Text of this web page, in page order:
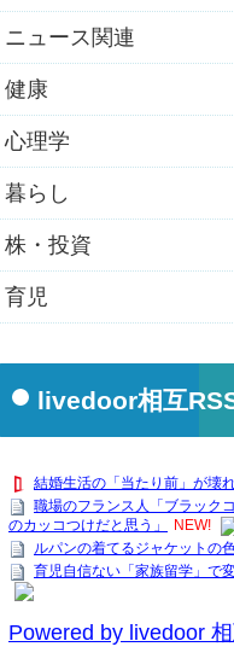
ニュース関連
健康
心理学
暮らし
株・投資
育児
livedoor相互
結婚生活の「当たり前」が壊
職場のフランス人「ブラック
のカッコつけだと思う」
NEW!
ルパンの着てるジャケットの
育児自信ない「家族留学」で
Powered by livedoor